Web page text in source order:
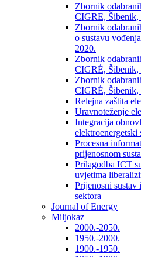
Zbornik
CIGRE, Šibenik,
Zbornik
o sustavu
2020.
Zbornik
CIGRÉ, Šibenik,
Zbornik
CIGRÉ, Šibenik,
Relejna zaštita
Uravnoteženje
Integracija
elektroenergetski
Procesna
prijenosnom
Prilagodba ICT
uvjetima
Prijenosni sustav
sektora
Journal of Energy
Miljokaz
2000.-2050.
1950.-2000.
1900.-1950.